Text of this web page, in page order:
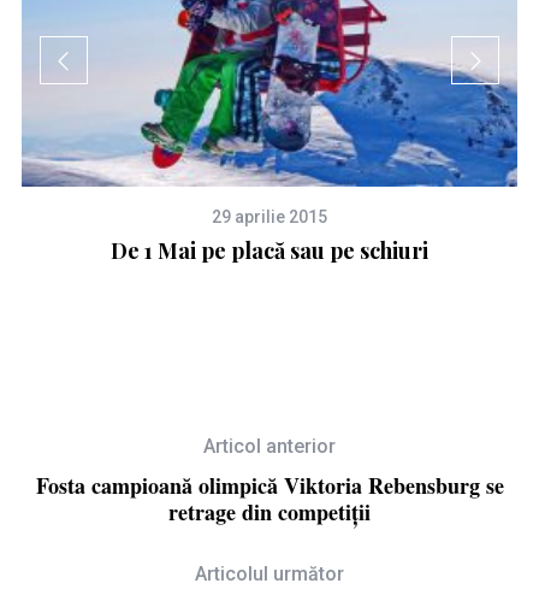
29 aprilie 2015
De 1 Mai pe placă sau pe schiuri
Articol anterior
Fosta campioană olimpică Viktoria Rebensburg se
retrage din competiții
Articolul următor